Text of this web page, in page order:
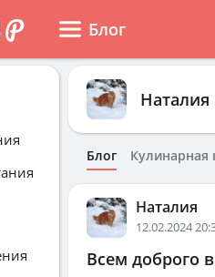
Блог
Наталия
Блог Кулинарная
Наталия
12.02.2024
Всем доброго